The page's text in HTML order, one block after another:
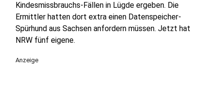
Kindesmissbrauchs-Fällen in Lügde ergeben. Die
Ermittler hatten dort extra einen Datenspeicher-
Spürhund aus Sachsen anfordern müssen. Jetzt hat
NRW fünf eigene.
Anzeige